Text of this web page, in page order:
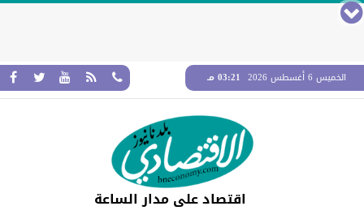
الخميس 6 أغسطس 2026 03:21 مـ
اقتصاد على مدار الساعة